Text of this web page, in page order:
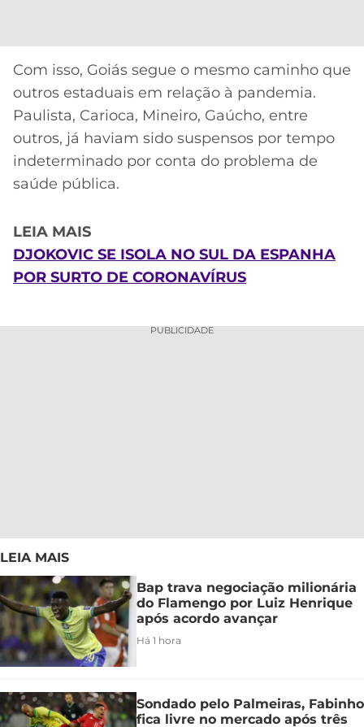
Com isso, Goiás segue o mesmo caminho que
outros estaduais em relação à pandemia.
Paulista, Carioca, Mineiro, Gaúcho, entre
outros, já haviam sido suspensos por tempo
indeterminado por conta do problema de
saúde pública.
LEIA MAIS
DJOKOVIC SE ISOLA NO SUL DA ESPANHA
POR SURTO DE CORONAVÍRUS
PUBLICIDADE
LEIA MAIS
Bap trava negociação milionária
do Flamengo por Luiz Henrique
após acordo avançar
Há 1 hora
Sondado pelo Palmeiras, Fabinho
fica livre no mercado após três